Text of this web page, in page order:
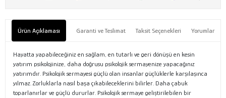
Ürün Açıklaması Garanti ve Teslimat Taksit Seçenekleri Yorumlar
Hayatta yapabileceğiniz en sağlam, en tutarlı ve geri dönüşü en kesin
yatırım psikolojinize, daha doğrusu psikolojik sermayenize yapacağınız
yatırımdır. Psikolojik sermayesi güçlü olan insanlar güçlüklerle karşılaşınca
yılmaz. Zorluklarla nasıl başa çıkabileceklerini bilirler. Daha çabuk
toparlanırlar ve güçlü dururlar. Psikolojik sermaye geliştirilebilen bir